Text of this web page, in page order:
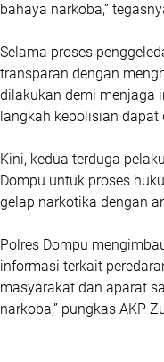
bahaya narkoba,”
Selama proses
transparan dengan
dilakukan demi menjaga
langkah kepolisian
Kini, kedua terduga
Dompu untuk proses
gelap narkotika dengan
Polres Dompu
informasi terkait
masyarakat dan aparat
narkoba,” pungkas AKP